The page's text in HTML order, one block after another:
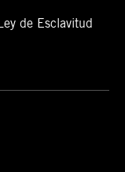
de Esclavitud